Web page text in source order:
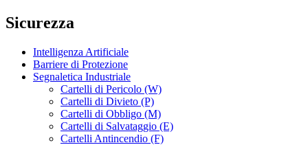
Sicurezza
Intelligenza Artificiale
Barriere di Protezione
Segnaletica Industriale
Cartelli di Pericolo (W)
Cartelli di Divieto (P)
Cartelli di Obbligo (M)
Cartelli di Salvataggio (E)
Cartelli Antincendio (F)